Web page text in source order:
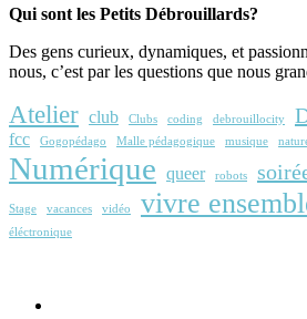
Qui sont les Petits Débrouillards?
Des gens curieux, dynamiques, et
nous, c’est par les questions que nous
Atelier club Clubs coding debrouillocity
fcc Gogopédago Malle pédagogique musique
Numérique queer robots
Stage vacances vidéo vivre
éléctronique